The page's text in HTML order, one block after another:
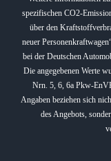
spezifischen CO2-
über den
neuer
bei der Deutschen
Die angegebenen Werte
Nrn. 5, 6, 6a Pkw-
Angaben beziehen sich
des Angebots,